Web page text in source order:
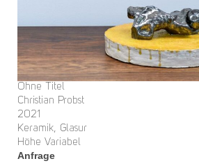
Ohne Titel
Christian Probst
2021
Keramik, Glasur
Höhe Variabel
Anfrage